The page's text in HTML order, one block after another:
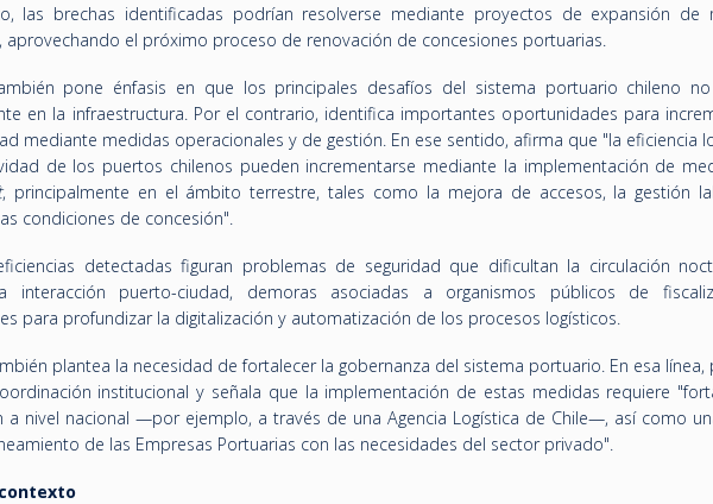
las brechas identificadas podrían resolverse mediante proyectos de expansión de
aprovechando el próximo proceso de renovación de concesiones portuarias.
pone énfasis en que los principales desafíos del sistema portuario chileno
en la infraestructura. Por el contrario, identifica importantes oportunidades para
mediante medidas operacionales y de gestión. En ese sentido, afirma que "la eficiencia
de los puertos chilenos pueden incrementarse mediante la implementación de
, principalmente en el ámbito terrestre, tales como la mejora de accesos, la gestión
condiciones de concesión".
detectadas figuran problemas de seguridad que dificultan la circulación
interacción puerto-ciudad, demoras asociadas a organismos públicos de
para profundizar la digitalización y automatización de los procesos logísticos.
plantea la necesidad de fortalecer la gobernanza del sistema portuario. En esa línea,
institucional y señala que la implementación de estas medidas requiere
a nivel nacional —por ejemplo, a través de una Agencia Logística de Chile—, así como
de las Empresas Portuarias con las necesidades del sector privado".